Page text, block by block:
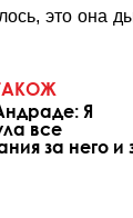
это она
Я
все
за него и